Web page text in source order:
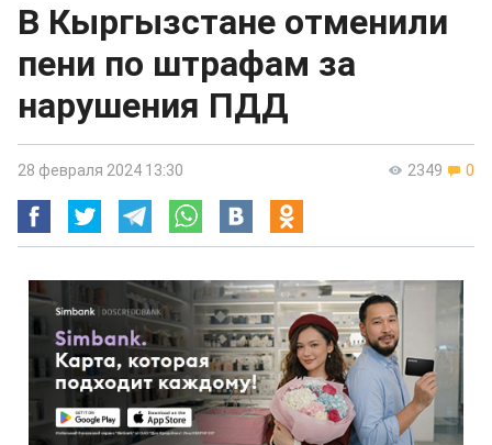
В Кыргызстане отменили
пени по штрафам за
нарушения ПДД
2349 0
28 февраля 2024 13:30